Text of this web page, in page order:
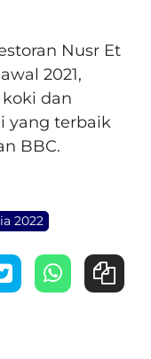
Nusr Et
2021,
dan
yang terbaik
BBC.
2022